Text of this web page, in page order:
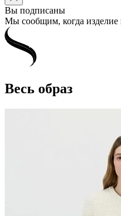
Вы подписаны
Мы сообщим, когда изделие
Весь образ